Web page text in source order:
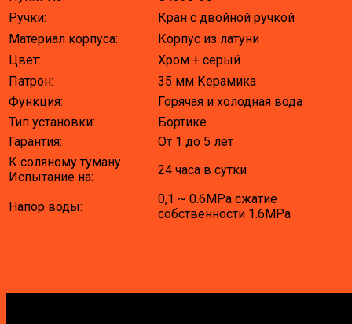
Ручки:
Кран с двойной ручкой
Материал корпуса:
Корпус из латуни
Цвет:
Хром + серый
Патрон:
35 мм Керамика
Функция:
Горячая и холодная вода
Тип установки:
Бортике
Гарантия:
От 1 до 5 лет
К соляному туману
Испытание на:
24 часа в сутки
Напор воды:
0,1 ~ 0.6MPa сжатие
собственности 1.6MPa